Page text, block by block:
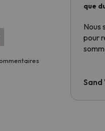
que
Nous
pour
Sand